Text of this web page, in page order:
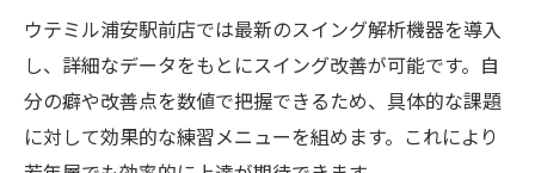
ウテミル浦安駅前店では最新のスイング解析機器を導入
し、詳細なデータをもとにスイング改善が可能です。自
分の癖や改善点を数値で把握できるため、具体的な課題
に対して効果的な練習メニューを組めます。これにより